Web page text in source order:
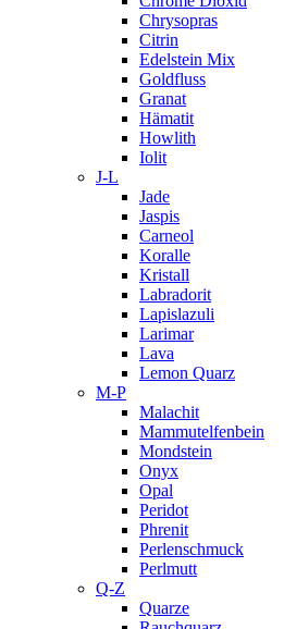
Chrysopras
Citrin
Edelstein Mix
Goldfluss
Granat
Hämatit
Howlith
Iolit
J-L
Jade
Jaspis
Carneol
Koralle
Kristall
Labradorit
Lapislazuli
Larimar
Lava
Lemon Quarz
M-P
Malachit
Mammutelfenbein
Mondstein
Onyx
Opal
Peridot
Phrenit
Perlenschmuck
Perlmutt
Q-Z
Quarze